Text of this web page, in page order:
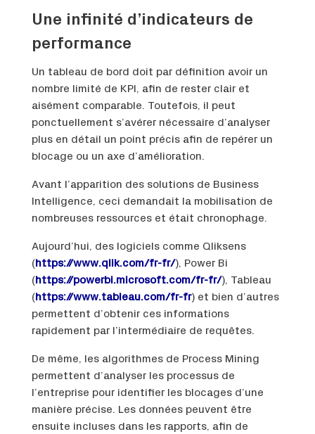
Une infinité d’indicateurs de
performance
Un tableau de bord doit par définition avoir un
nombre limité de KPI, afin de rester clair et
aisément comparable. Toutefois, il peut
ponctuellement s’avérer nécessaire d’analyser
plus en détail un point précis afin de repérer un
blocage ou un axe d’amélioration.
Avant l’apparition des solutions de Business
Intelligence, ceci demandait la mobilisation de
nombreuses ressources et était chronophage.
Aujourd’hui, des logiciels comme Qliksens
(https://www.qlik.com/fr-fr/), Power Bi
(https://powerbi.microsoft.com/fr-fr/), Tableau
(https://www.tableau.com/fr-fr) et bien d’autres
permettent d’obtenir ces informations
rapidement par l’intermédiaire de requêtes.
De même, les algorithmes de Process Mining
permettent d’analyser les processus de
l’entreprise pour identifier les blocages d’une
manière précise. Les données peuvent être
ensuite incluses dans les rapports, afin de